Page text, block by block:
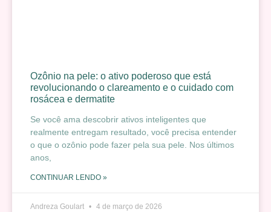
Ozônio na pele: o ativo poderoso que está
revolucionando o clareamento e o cuidado com
rosácea e dermatite
Se você ama descobrir ativos inteligentes que
realmente entregam resultado, você precisa entender
o que o ozônio pode fazer pela sua pele. Nos últimos
anos,
CONTINUAR LENDO »
Andreza Goulart 4 de março de 2026